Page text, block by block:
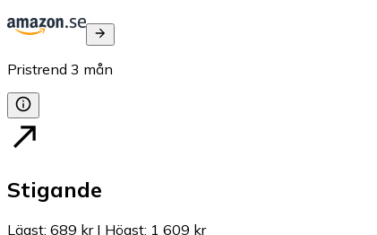
Pristrend 3 mån
Stigande
Lägst: 689 kr| Högst: 1 609 kr